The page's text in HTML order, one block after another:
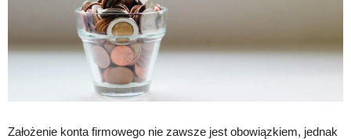
Założenie konta firmowego nie zawsze jest obowiązkiem, jednak